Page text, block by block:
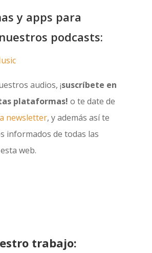
y apps para
podcasts:
audios, ¡suscríbete en
plataformas! o te date de
newsletter, y además así te
informados de todas las
web.
trabajo: